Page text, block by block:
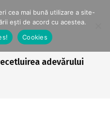
adevărului
cea mai bună utilizare a site-
ești de acord cu acestea.
Cookies